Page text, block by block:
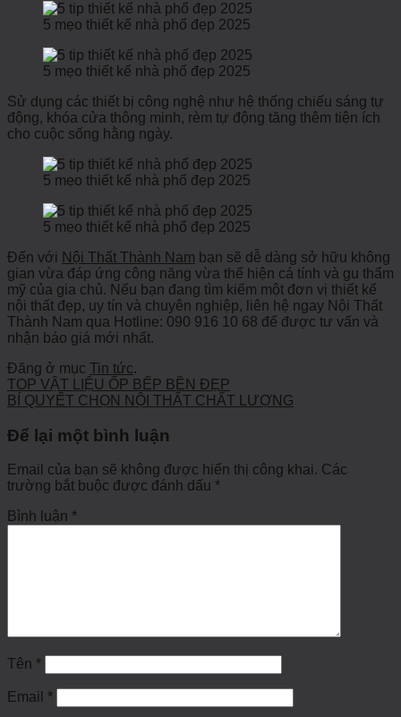
5 mẹo thiết kế nhà phố đẹp 2025
5 mẹo thiết kế nhà phố đẹp 2025
Sử dụng các thiết bị công nghệ như hệ thống chiếu sáng tự
động, khóa cửa thông minh, rèm tự động tăng thêm tiện ích
cho cuộc sống hằng ngày.
5 mẹo thiết kế nhà phố đẹp 2025
5 mẹo thiết kế nhà phố đẹp 2025
Đến với Nội Thất Thành Nam bạn sẽ dễ dàng sở hữu không
gian vừa đáp ứng công năng vừa thể hiện cá tính và gu thẩm
mỹ của gia chủ. Nếu bạn đang tìm kiếm một đơn vị thiết kế
nội thất đẹp, uy tín và chuyên nghiệp, liên hệ ngay Nội Thất
Thành Nam qua Hotline: 090 916 10 68 để được tư vấn và
nhận báo giá mới nhất.
Đăng ở mục Tin tức.
TOP VẬT LIỆU ỐP BẾP BỀN ĐẸP
BÍ QUYẾT CHỌN NỘI THẤT CHẤT LƯỢNG
Để lại một bình luận
Email của bạn sẽ không được hiển thị công khai. Các
trường bắt buộc được đánh dấu *
Bình luận *
Tên *
Email *